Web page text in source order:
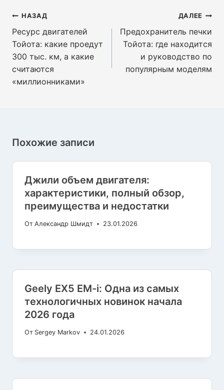
Навигация
по
записям
НАЗАД
Ресурс двигателей
Тойота: какие проедут
300 тыс. км, а какие
считаются
«миллионниками»
ДАЛЕЕ
Предохранитель печки
Тойота: где находится
и руководство по
популярным моделям
Похожие записи
Джили объем двигателя:
характеристики, полный обзор,
преимущества и недостатки
От Александр Шмидт 23.01.2026
Geely EX5 EM-i: Одна из самых
технологичных новинок начала
2026 года
От Sergey Markov 24.01.2026